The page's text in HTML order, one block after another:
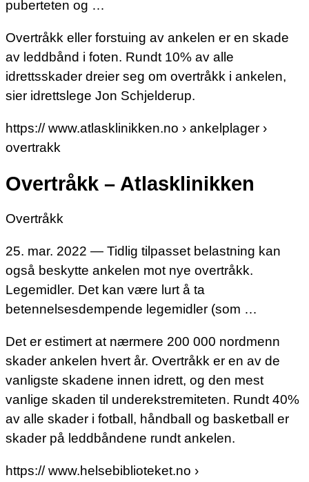
puberteten og …
Overtråkk eller forstuing av ankelen er en skade
av leddbånd i foten. Rundt 10% av alle
idrettsskader dreier seg om overtråkk i ankelen,
sier idrettslege Jon Schjelderup.
https:// www.atlasklinikken.no › ankelplager ›
overtrakk
Overtråkk – Atlasklinikken
Overtråkk
25. mar. 2022 — Tidlig tilpasset belastning kan
også beskytte ankelen mot nye overtråkk.
Legemidler. Det kan være lurt å ta
betennelsesdempende legemidler (som …
Det er estimert at nærmere 200 000 nordmenn
skader ankelen hvert år. Overtråkk er en av de
vanligste skadene innen idrett, og den mest
vanlige skaden til underekstremiteten. Rundt 40%
av alle skader i fotball, håndball og basketball er
skader på leddbåndene rundt ankelen.
https:// www.helsebiblioteket.no ›